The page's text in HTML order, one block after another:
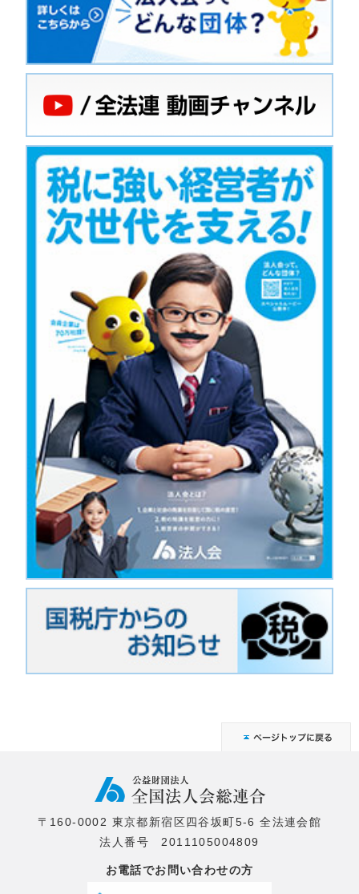
〒160-0002 東京都新宿区四谷坂町5-6 全法連会館
法人番号 2011105004809
お電話でお問い合わせの方